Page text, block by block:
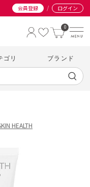
会員登録 / ログイン
0
ゴリ ブランド
HEALTH